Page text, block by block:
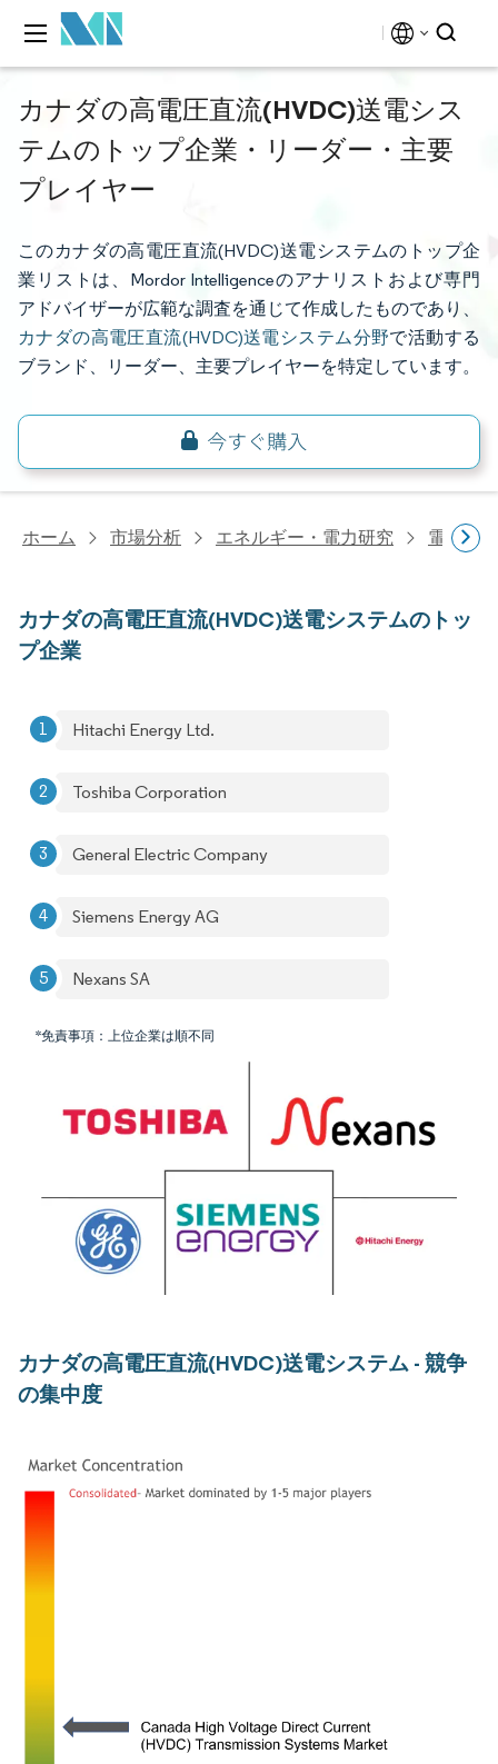
カナダの高電圧直流(HVDC)送電シス
テムのトップ企業・リーダー・主要
プレイヤー
このカナダの高電圧直流(HVDC)送電システムのトップ企
業リストは、Mordor Intelligenceのアナリストおよび専門
アドバイザーが広範な調査を通じて作成したものであり、
カナダの高電圧直流(HVDC)送電システム分野で活動する
ブランド、リーダー、主要プレイヤーを特定しています。
ホーム 市場分析 エネルギー・電力研究 電力研究
カナダの高電圧直流(HVDC)送電システムのトッ
プ企業
Hitachi Energy Ltd.
Toshiba Corporation
General Electric Company
Siemens Energy AG
Nexans SA
*免責事項：上位企業は順不同
カナダの高電圧直流(HVDC)送電システム - 競争
の集中度